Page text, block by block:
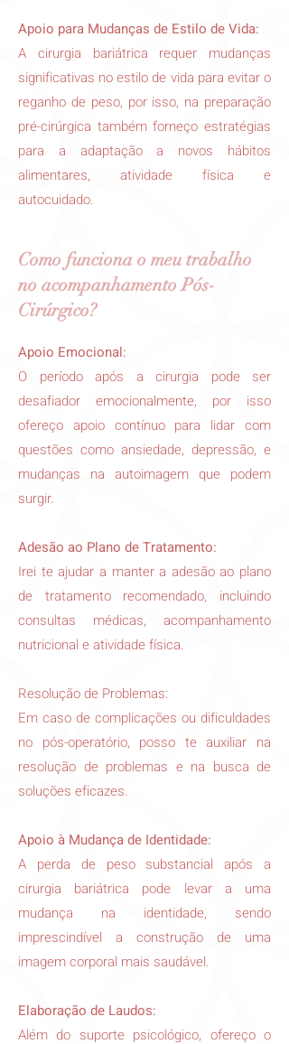
Apoio para Mudanças de Estilo de Vida:
A cirurgia bariátrica requer mudanças
significativas no estilo de vida para evitar o
reganho de peso, por isso, na preparação
pré-cirúrgica também forneço estratégias
para a adaptação a novos hábitos
alimentares, atividade física e
autocuidado.
Como funciona o meu trabalho
no acompanhamento Pós-
Cirúrgico?
Apoio Emocional:
O período após a cirurgia pode ser
desafiador emocionalmente, por isso
ofereço apoio contínuo para lidar com
questões como ansiedade, depressão, e
mudanças na autoimagem que podem
surgir.
Adesão ao Plano de Tratamento:
Irei te ajudar a manter a adesão ao plano
de tratamento recomendado, incluindo
consultas médicas, acompanhamento
nutricional e atividade física.
Resolução de Problemas:
Em caso de complicações ou dificuldades
no pós-operatório, posso te auxiliar na
resolução de problemas e na busca de
soluções eficazes.
Apoio à Mudança de Identidade:
A perda de peso substancial após a
cirurgia bariátrica pode levar a uma
mudança na identidade, sendo
imprescindível a construção de uma
imagem corporal mais saudável.
Elaboração de Laudos:
Além do suporte psicológico, ofereço o